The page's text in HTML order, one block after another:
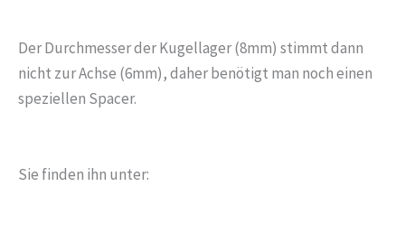
Der Durchmesser der Kugellager (8mm) stimmt dann
nicht zur Achse (6mm), daher benötigt man noch einen
speziellen Spacer.
Sie finden ihn unter: